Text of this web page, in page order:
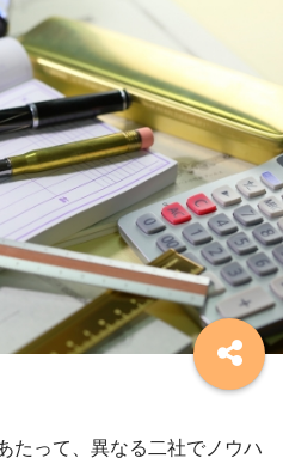
たって、異なる二社でノウハ